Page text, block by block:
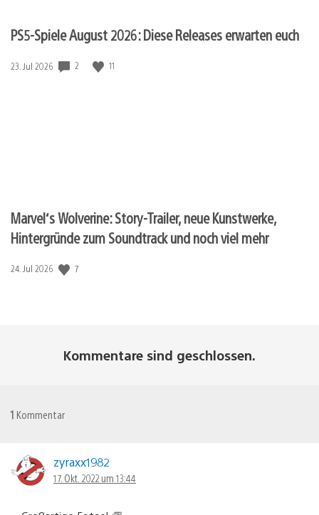
PS5-Spiele August 2026: Diese Releases erwarten euch
Veröffentlichungsdatum:
23. Jul 2026 2 11
Marvel‘s Wolverine: Story-Trailer, neue Kunstwerke,
Hintergründe zum Soundtrack und noch viel mehr
Veröffentlichungsdatum:
24. Jul 2026 7
Kommentare sind geschlossen.
1 Kommentar
zyraxx1982
17. Okt. 2022 um 13:44